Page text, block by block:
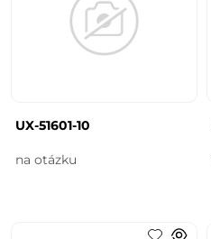
UX-51601-10
na otázku